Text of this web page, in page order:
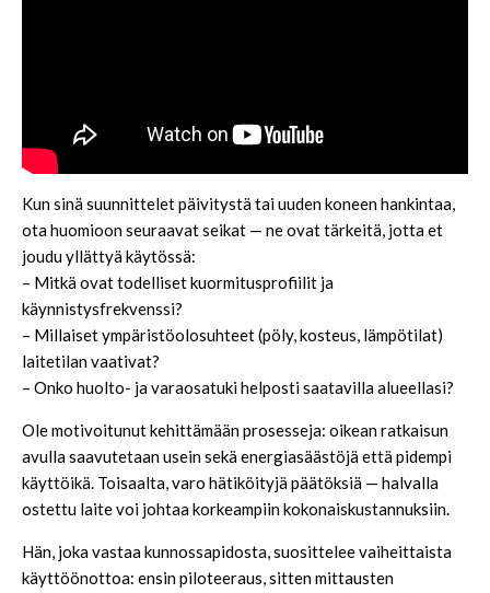
Kun sinä suunnittelet päivitystä tai uuden koneen hankintaa,
ota huomioon seuraavat seikat — ne ovat tärkeitä, jotta et
joudu yllättyä käytössä:
– Mitkä ovat todelliset kuormitusprofiilit ja
käynnistysfrekvenssi?
– Millaiset ympäristöolosuhteet (pöly, kosteus, lämpötilat)
laitetilan vaativat?
– Onko huolto- ja varaosatuki helposti saatavilla alueellasi?
Ole motivoitunut kehittämään prosesseja: oikean ratkaisun
avulla saavutetaan usein sekä energiasäästöjä että pidempi
käyttöikä. Toisaalta, varo hätiköityjä päätöksiä — halvalla
ostettu laite voi johtaa korkeampiin kokonaiskustannuksiin.
Hän, joka vastaa kunnossapidosta, suosittelee vaiheittaista
käyttöönottoa: ensin piloteeraus, sitten mittausten